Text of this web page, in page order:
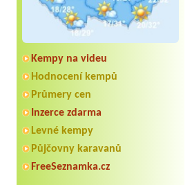
Kempy na videu
Hodnocení kempů
Průmery cen
Inzerce zdarma
Levné kempy
Půjčovny karavanů
FreeSeznamka.cz